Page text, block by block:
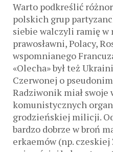
Warto podkreślić
polskich grup
siebie walczyli ramię
prawosławni, Polacy,
wspomnianego
«Olecha» był też
Czerwonej o
Radziwonik miał swoje
komunistycznych
grodzieńskiej milicji.
bardzo dobrze w broń
erkaemów (np.